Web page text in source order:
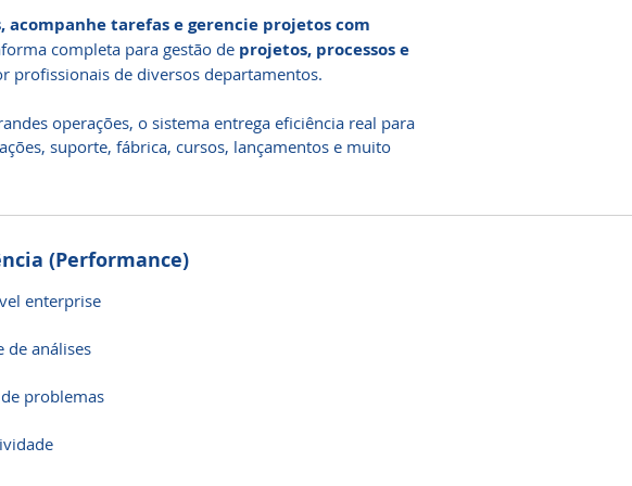
acompanhe tarefas e gerencie projetos com
completa para gestão de projetos, processos e
profissionais de diversos departamentos.
operações, o sistema entrega eficiência real para
suporte, fábrica, cursos, lançamentos e muito
(Performance)
enterprise
de análises
problemas